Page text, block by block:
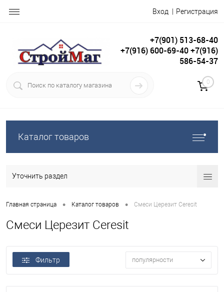
Вход Регистрация
+7(901) 513-68-40
+7(916) 600-69-40 +7(916)
586-54-37
0
Каталог товаров
Уточнить раздел
Главная страница • Каталог товаров • Смеси Церезит Ceresit
Смеси Церезит Ceresit
Фильтр популярности